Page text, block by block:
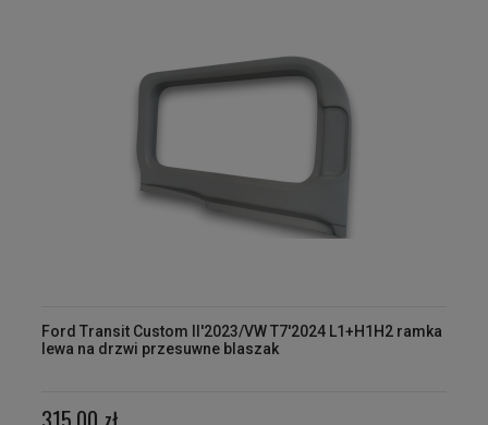
Ford Transit Custom II'2023/VW T7'2024 L1+H1H2 ramka
lewa na drzwi przesuwne blaszak